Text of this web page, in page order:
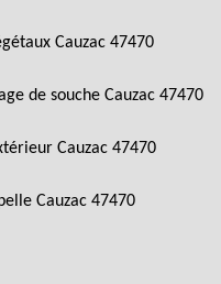
Cauzac 47470
de souche Cauzac 47470
Cauzac 47470
Cauzac 47470